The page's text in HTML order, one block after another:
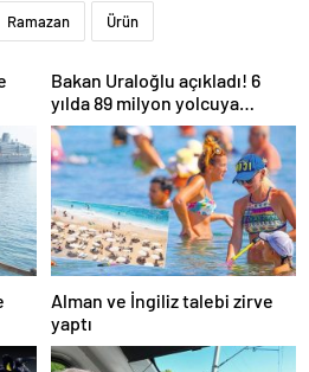
Ramazan Ürün
Bakan Uraloğlu açıkladı! 6
yılda 89 milyon yolcuya
hizmet verdi
Alman ve İngiliz talebi zirve
yaptı